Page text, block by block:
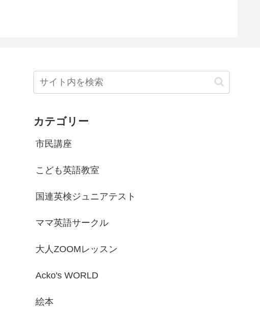
カテゴリー
市民講座
こども英語教室
国連英検ジュニアテスト
ママ英語サークル
大人ZOOMレッスン
Acko's WORLD
絵本